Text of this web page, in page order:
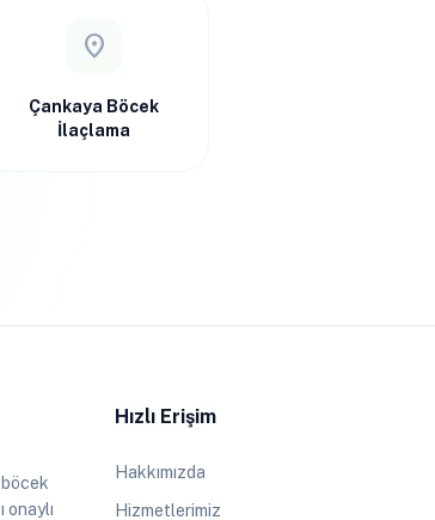
location_on
Çankaya Böcek
İlaçlama
onaylı
Hızlı Erişim
Hakkımızda
Hizmetlerimiz